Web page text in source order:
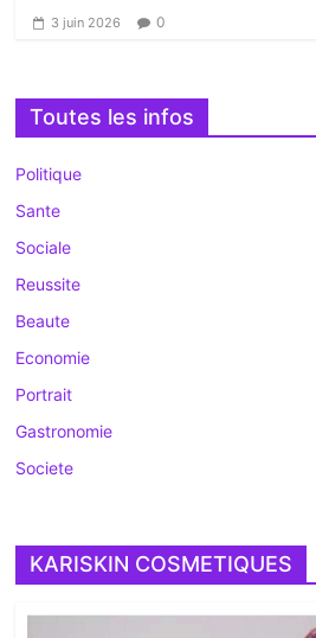
3 juin 2026 0
Toutes les infos
Politique
Sante
Sociale
Reussite
Beaute
Economie
Portrait
Gastronomie
Societe
KARISKIN COSMETIQUES